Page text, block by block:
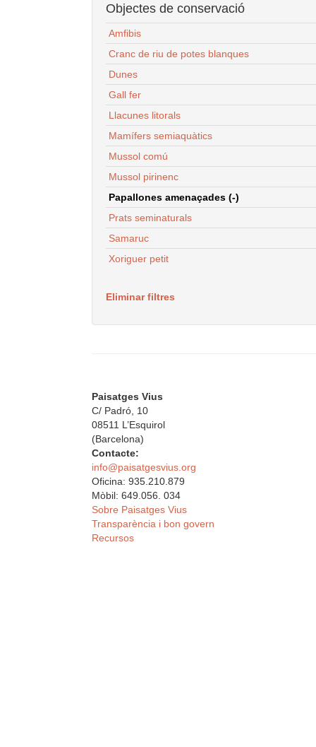
Objectes de conservació
Amfibis
Cranc de riu de potes blanques
Dunes
Gall fer
Llacunes litorals
Mamífers semiaquàtics
Mussol comú
Mussol pirinenc
Papallones amenaçades (-)
Prats seminaturals
Samaruc
Xoriguer petit
Eliminar filtres
Paisatges Vius
C/ Padró, 10
08511 L’Esquirol
(Barcelona)
Contacte:
info@paisatgesvius.org
Oficina: 935.210.879
Mòbil: 649.056. 034
Sobre Paisatges Vius
Transparència i bon govern
Recursos